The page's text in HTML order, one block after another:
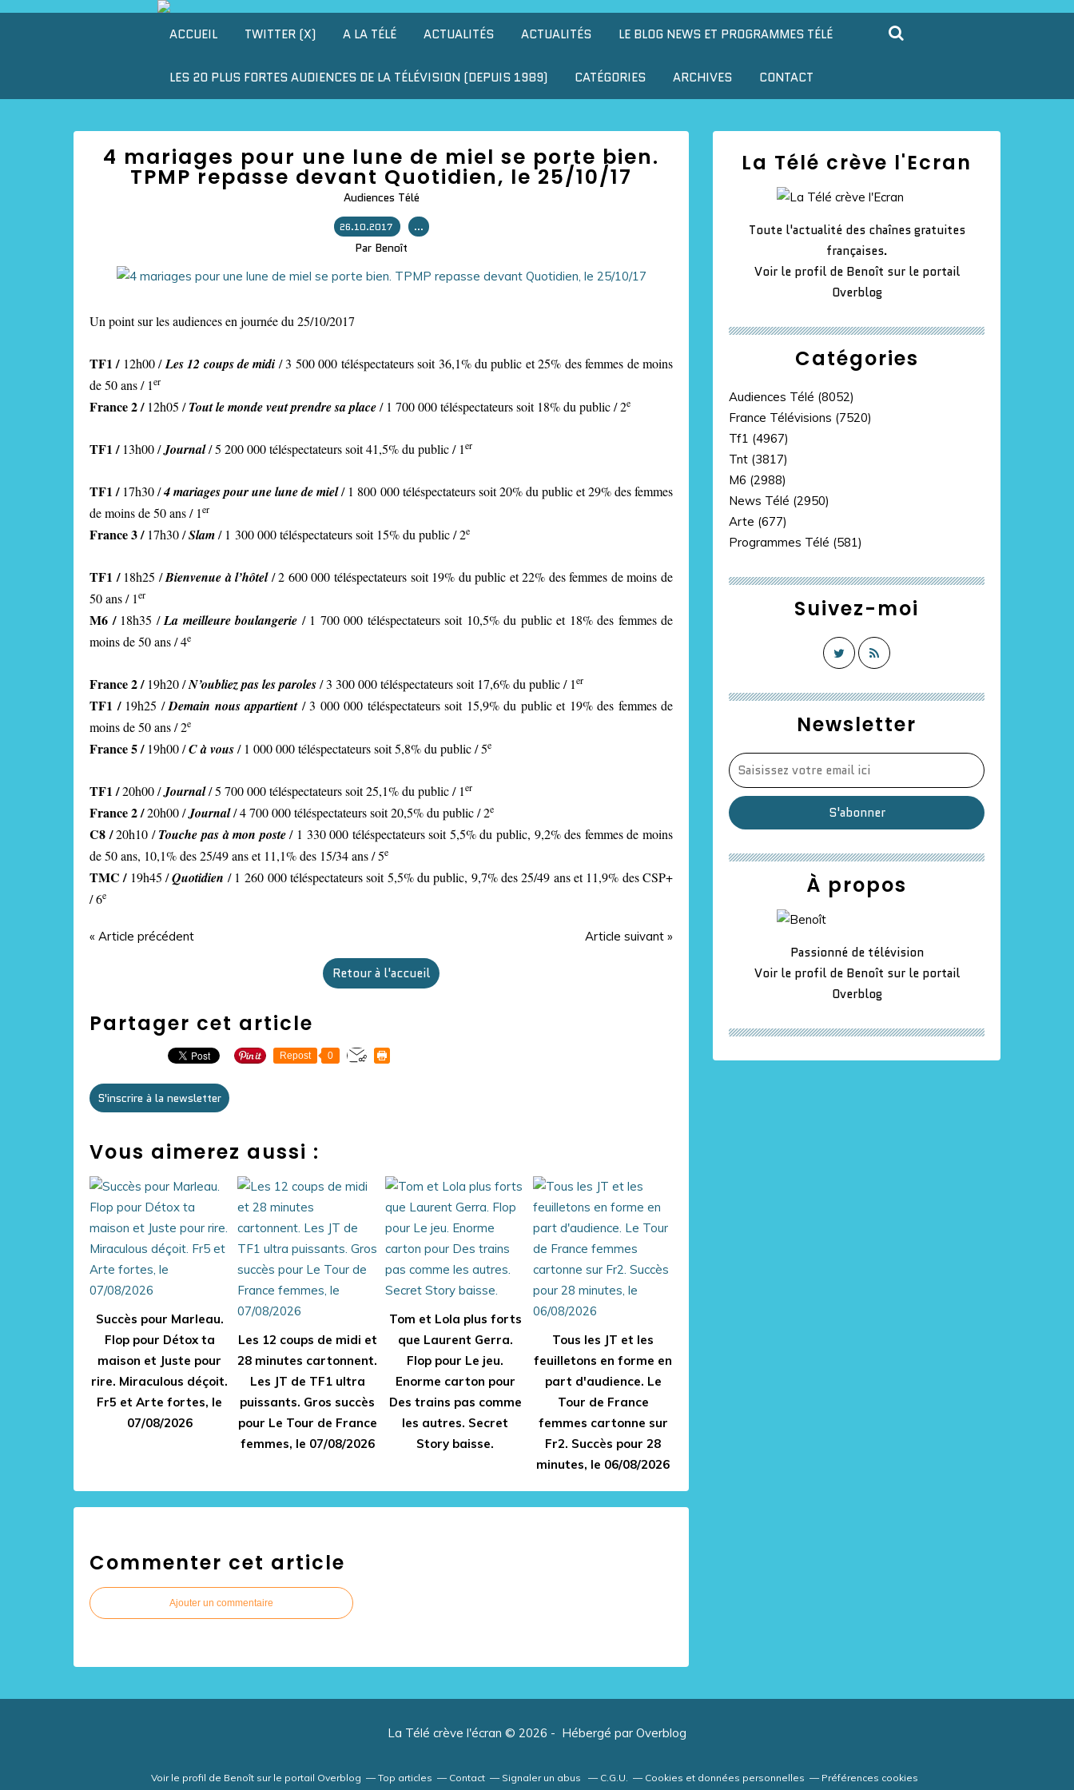
ACCUEIL TWITTER (X) A LA TÉLÉ ACTUALITÉS ACTUALITÉS LE BLOG NEWS ET PROGRAMMES TÉLÉ
LES 20 PLUS FORTES AUDIENCES DE LA TÉLÉVISION (DEPUIS 1989) CATÉGORIES ARCHIVES CONTACT
4 mariages pour une lune de miel se porte bien.
TPMP repasse devant Quotidien, le 25/10/17
Audiences Télé
26.10.2017 …
Par Benoît
Un point sur les audiences en journée du 25/10/2017
TF1 / 12h00 /Les 12 coups de midi / 3 500 000 téléspectateurs soit 36,1% du public et 25% des femmes de moins
de 50 ans / 1er
France 2 / 12h05 /Tout le monde veut prendre sa place/ 1 700 000 téléspectateurs soit 18% du public / 2e
TF1 / 13h00 /Journal/ 5 200 000 téléspectateurs soit 41,5% du public / 1er
TF1 / 17h30 /4 mariages pour une lune de miel/ 1 800 000 téléspectateurs soit 20% du public et 29% des femmes
de moins de 50 ans / 1er
France 3 / 17h30 /Slam/ 1 300 000 téléspectateurs soit 15% du public / 2e
TF1 / 18h25 /Bienvenue à l’hôtel/ 2 600 000 téléspectateurs soit 19% du public et 22% des femmes de moins de
50 ans / 1er
M6 / 18h35 /La meilleure boulangerie / 1 700 000 téléspectateurs soit 10,5% du public et 18% des femmes de
moins de 50 ans / 4e
France 2 / 19h20 /N’oubliez pas les paroles/ 3 300 000 téléspectateurs soit 17,6% du public / 1er
TF1 / 19h25 /Demain nous appartient / 3 000 000 téléspectateurs soit 15,9% du public et 19% des femmes de
moins de 50 ans / 2e
France 5 / 19h00 /C à vous/ 1 000 000 téléspectateurs soit 5,8% du public / 5e
TF1 /20h00 /Journal/ 5 700 000 téléspectateurs soit 25,1% du public / 1er
France 2 /20h00 /Journal/ 4 700 000 téléspectateurs soit 20,5% du public / 2e
C8 /20h10 /Touche pas à mon poste/ 1 330 000 téléspectateurs soit 5,5% du public, 9,2% des femmes de moins
de 50 ans, 10,1% des 25/49 ans et 11,1% des 15/34 ans / 5e
TMC / 19h45 /Quotidien / 1 260 000 téléspectateurs soit 5,5% du public, 9,7% des 25/49 ans et 11,9% des CSP+
/ 6e
« Article précédent Article suivant »
Retour à l'accueil
Partager cet article
Repost 0
S'inscrire à la newsletter
Vous aimerez aussi :
Succès pour Marleau.
Flop pour Détox ta
maison et Juste pour
rire. Miraculous déçoit.
Fr5 et Arte fortes, le
07/08/2026
Les 12 coups de midi et
28 minutes cartonnent.
Les JT de TF1 ultra
puissants. Gros succès
pour Le Tour de France
femmes, le 07/08/2026
Tom et Lola plus forts
que Laurent Gerra.
Flop pour Le jeu.
Enorme carton pour
Des trains pas comme
les autres. Secret
Story baisse.
Tous les JT et les
feuilletons en forme en
part d'audience. Le
Tour de France
femmes cartonne sur
Fr2. Succès pour 28
minutes, le 06/08/2026
Commenter cet article
Ajouter un commentaire
Newsletter
Catégories
Audiences Télé (8052)
France Télévisions (7520)
Tf1 (4967)
Tnt (3817)
M6 (2988)
News Télé (2950)
Arte (677)
Programmes Télé (581)
La Télé crève l'Ecran
Toute l'actualité des chaînes gratuites
françaises.
Voir le profil de Benoît sur le portail
Overblog
Suivez-moi
À propos
Passionné de télévision
Voir le profil de Benoît sur le portail
Overblog
La Télé crève l'écran © 2026 - Hébergé par Overblog
Voir le profil de Benoît sur le portail Overblog Top articles Contact Signaler un abus C.G.U. Cookies et données personnelles Préférences cookies